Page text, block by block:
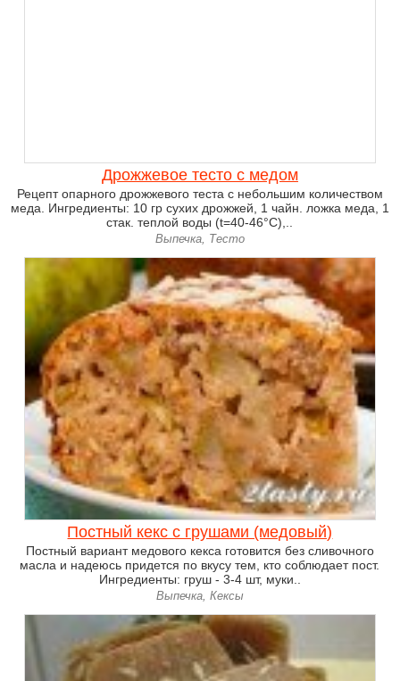
Дрожжевое тесто с медом
Рецепт опарного дрожжевого теста с небольшим количеством
меда. Ингредиенты: 10 гр сухих дрожжей, 1 чайн. ложка меда, 1
стак. теплой воды (t=40-46°С),..
Выпечка, Тесто
Постный кекс с грушами (медовый)
Постный вариант медового кекса готовится без сливочного
масла и надеюсь придется по вкусу тем, кто соблюдает пост.
Ингредиенты: груш - 3-4 шт, муки..
Выпечка, Кексы